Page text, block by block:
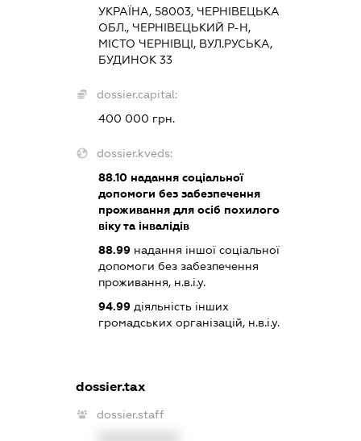
УКРАЇНА, 58003, ЧЕРНІВЕЦЬКА
ОБЛ., ЧЕРНІВЕЦЬКИЙ Р-Н,
МІСТО ЧЕРНІВЦІ, ВУЛ.РУСЬКА,
БУДИНОК 33
dossier.capital:
400 000 грн.
dossier.kveds:
88.10надання соціальної
допомоги без забезпечення
проживання для осіб похилого
віку та інвалідів
88.99надання іншої соціальної
допомоги без забезпечення
проживання, н.в.і.у.
94.99діяльність інших
громадських організацій, н.в.і.у.
dossier.tax
dossier.staff